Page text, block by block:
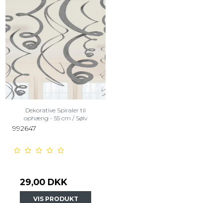
Dekorative Spiraler til
ophæng - 55 cm / Sølv
992647
29,00 DKK
VIS PRODUKT